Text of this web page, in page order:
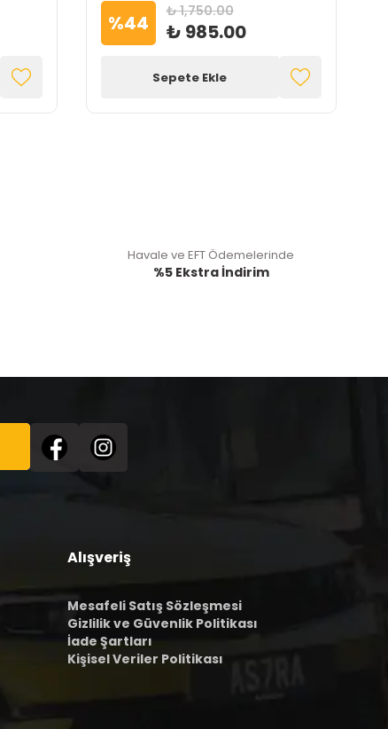
%44 ₺ 1,750.00
₺ 985.00
Sepete Ekle
Havale ve EFT Ödemelerinde
%5 Ekstra İndirim
Alışveriş
Mesafeli Satış Sözleşmesi
Gizlilik ve Güvenlik Politikası
İade Şartları
Kişisel Veriler Politikası